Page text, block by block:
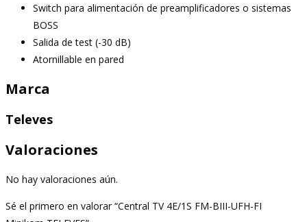
Switch para alimentación de preamplificadores o sistemas
BOSS
Salida de test (-30 dB)
Atornillable en pared
Marca
Televes
Valoraciones
No hay valoraciones aún.
Sé el primero en valorar “Central TV 4E/1S FM-BIII-UFH-FI